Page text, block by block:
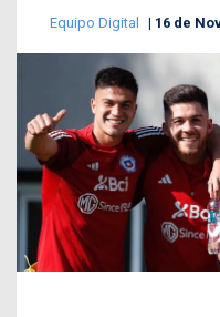
Equipo Digital 16 de